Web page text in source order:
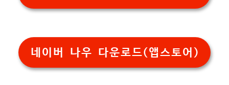
네이버 나우 다운로드(앱스토어)